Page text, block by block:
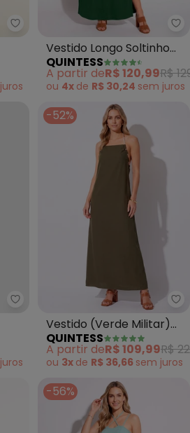
Gris - Vestido Longo em
juros
Vestido Longo Soltinho
com Fenda (Verde)
QUINTESS
A partir deR$ 120,99R$
ou 4x de R$ 30,24 sem juros
Enfim - Vestido Longo
juros
-52%
Vestido (Verde Militar)
em Tecido de Viscose
QUINTESS
A partir deR$ 109,99R$
ou 3x de R$ 36,66 sem juros
-56%